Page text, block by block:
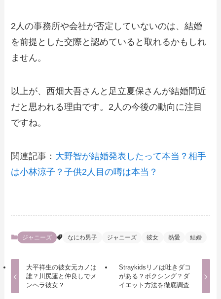
2人の事務所や会社が否定していないのは、結婚
を前提とした交際と認めていると取れるかもしれ
ません。
以上が、西畑大吾さんと足立夏保さんが結婚間近
だと思われる理由です。2人の今後の動向に注目
ですね。
関連記事： 大野智が結婚発表したって本当？相手
は小林涼子？子供2人目の噂は本当？
ジャニーズ なにわ男子 ジャニーズ 彼女 熱愛 結婚
大平祥生の彼女元カノは
誰？川尻蓮と仲良しでメ
ンヘラ彼女？
Straykidsリノは吐きダコ
がある？ボクシング？ダ
イエット方法を徹底調査